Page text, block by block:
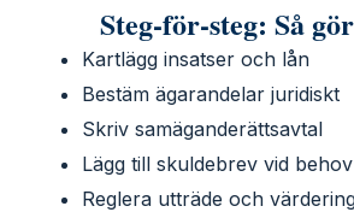
Steg-för-steg: Så
Kartlägg insatser och lån
Bestäm ägarandelar juridiskt
Skriv samäganderättsavtal
Lägg till skuldebrev vid behov
Reglera utträde och